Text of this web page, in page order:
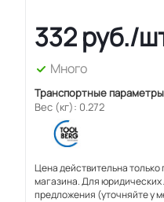
332руб./
Много
Транспортные параметры
Вес (кг): 0.272
Цена действительна только
магазина. Для
предложения (уточняйте у